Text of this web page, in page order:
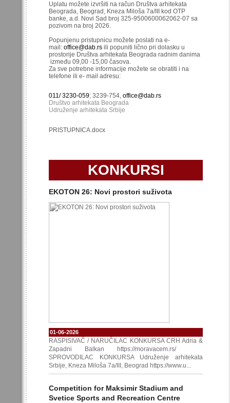
Uplatu možete izvršiti na račun Društva arhitekata
Beograda, Beograd, Kneza Miloša 7a/III kod OTP
banke, a.d. Novi Sad broj 325-9500600062062-07 sa
pozivom na broj 2026.
Popunjenu pristupnicu možete poslati na e-
mail: office@dab.rs ili popuniti lično pri dolasku u
prostorije Društva arhitekata Beograda radnim danima
između 09,00 -15,00 časova.
Za sve potrebne informacije možete se obratiti i na
telefone ili e- mail adresu:
011/ 3230-059; 3239-754, office@dab.rs
Društvo arhitekata Beograda
Udruženje arhitekata Srbije
PRISTUPNICA.docx
KONKURSI
EKOTON 26: Novi prostori suživota
01-06-2026
RASPISIVAČ / NARUČILAC KONKURSA CRH Adria &
Zapadni Balkan https://moravacem.rs/
SPROVODILAC KONKURSA Udruženje arhitekata
Srbije, Kneza Miloša 7a/III, Beograd https://www.u...
Competition for Maksimir Stadium and
Svetice Sports and Recreation Centre